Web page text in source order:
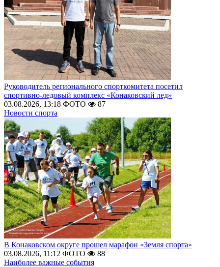
Руководитель регионального спорткомитета посетил
спортивно-ледовый комплекс «Конаковский лед»
03.08.2026, 13:18 ФОТО
87
Новости спорта
В Конаковском округе прошел марафон «Земля спорта»
03.08.2026, 11:12 ФОТО
88
Наиболее важные события